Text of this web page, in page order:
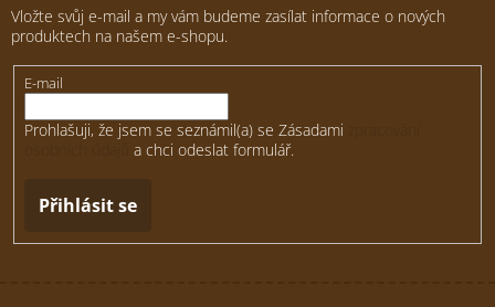
Vložte svůj e-mail a my vám budeme zasílat informace o nových
produktech na našem e-shopu.
E-mail
Prohlašuji, že jsem se seznámil(a) se Zásadami
a chci odeslat formulář.
Přihlásit se